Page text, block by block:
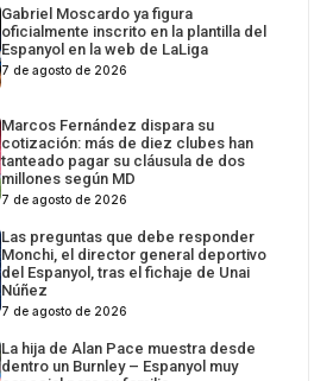
Gabriel Moscardo ya figura
oficialmente inscrito en la plantilla del
Espanyol en la web de LaLiga
7 de agosto de 2026
Marcos Fernández dispara su
cotización: más de diez clubes han
tanteado pagar su cláusula de dos
millones según MD
7 de agosto de 2026
Las preguntas que debe responder
Monchi, el director general deportivo
del Espanyol, tras el fichaje de Unai
Núñez
7 de agosto de 2026
La hija de Alan Pace muestra desde
dentro un Burnley – Espanyol muy